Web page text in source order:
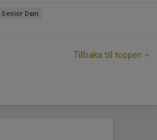
Senior Dam
Tillbaka till toppen